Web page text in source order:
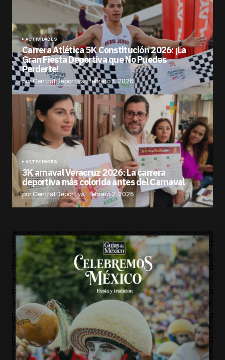
ACTIVIDADES
Carrera Atlética 5K Constitución 2026: ¡La
Gran Fiesta Deportiva que No Puedes
Perderte!
por Central Deportiva febrero 3, 2026
ACTIVIDADES
3K arnaval Veracruz 2026: La carrera
deportiva más colorida antes del Carnaval
por Central Deportiva febrero 2, 2026